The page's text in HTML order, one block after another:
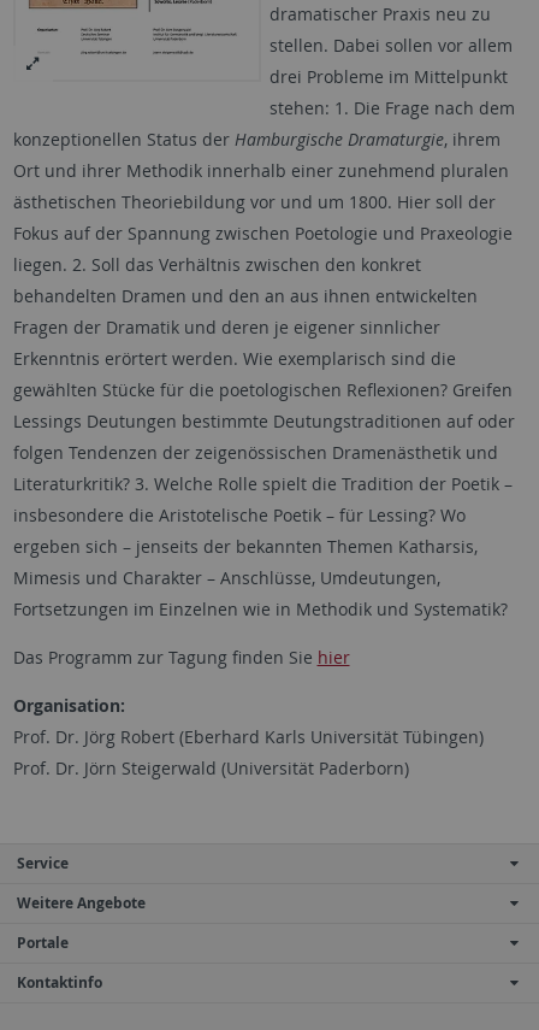
dramatischer Praxis neu zu
stellen. Dabei sollen vor allem
drei Probleme im Mittelpunkt
stehen: 1. Die Frage nach dem
konzeptionellen Status der Hamburgische Dramaturgie, ihrem
Ort und ihrer Methodik innerhalb einer zunehmend pluralen
ästhetischen Theoriebildung vor und um 1800. Hier soll der
Fokus auf der Spannung zwischen Poetologie und Praxeologie
liegen. 2. Soll das Verhältnis zwischen den konkret
behandelten Dramen und den an aus ihnen entwickelten
Fragen der Dramatik und deren je eigener sinnlicher
Erkenntnis erörtert werden. Wie exemplarisch sind die
gewählten Stücke für die poetologischen Reflexionen? Greifen
Lessings Deutungen bestimmte Deutungstraditionen auf oder
folgen Tendenzen der zeigenössischen Dramenästhetik und
Literaturkritik? 3. Welche Rolle spielt die Tradition der Poetik –
insbesondere die Aristotelische Poetik – für Lessing? Wo
ergeben sich – jenseits der bekannten Themen Katharsis,
Mimesis und Charakter – Anschlüsse, Umdeutungen,
Fortsetzungen im Einzelnen wie in Methodik und Systematik?
Das Programm zur Tagung finden Sie hier
Organisation:
Prof. Dr. Jörg Robert (Eberhard Karls Universität Tübingen)
Prof. Dr. Jörn Steigerwald (Universität Paderborn)
Service
Weitere Angebote
Portale
Kontaktinfo